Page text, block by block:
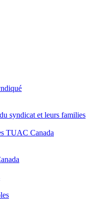
syndicat et leurs families
TUAC Canada